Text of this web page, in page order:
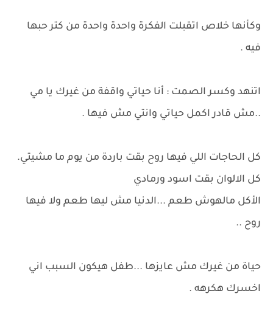
وكأنها خلاص اتقبلت الفكرة واحدة واحدة من كتر حبها
فيه .
اتنهد وكسر الصمت : أنا حياتي واقفة من غيرك يا مي
..مش قادر اكمل حياتي وانتي مش فيها .
كل الحاجات اللي فيها روح بقت باردة من يوم ما مشيتي.
كل الالوان بقت اسود ورمادي
الأكل مالهوش طعم ...الدنيا مش ليها طعم ولا فيها
روح ..
حياة من غيرك مش عايزها ...طفل هيكون السبب اني
اخسرك هكرهه .